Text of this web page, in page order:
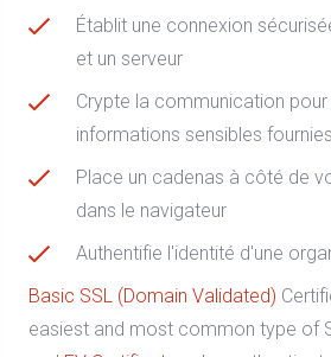
Établit une connexion
et un serveur
Crypte la communication
informations sensibles fournies
Place un cadenas à côté de
dans le navigateur
Authentifie l'identité d'une
Basic SSL (Domain Validated)
easiest and most common type of